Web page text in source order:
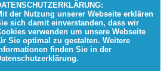
der Nutzung unserer Webseite erklären
sich damit einverstanden, dass wir
verwenden um unsere Webseite
Sie optimal zu gestalten. Weitere
finden Sie in der